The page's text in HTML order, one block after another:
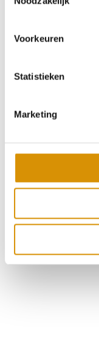
Voorkeuren
Statistieken
Marketing